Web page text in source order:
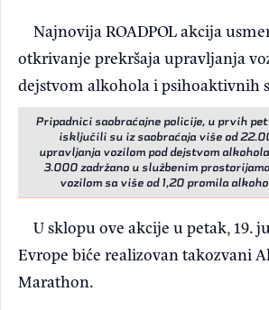
Najnovija ROADPOL akcija
otkrivanje prekršaja upravljanja
dejstvom alkohola i psihoaktivnih
Pripadnici saobraćajne policije, u prvih pet
isključili su iz saobraćaja više od
upravljanja vozilom pod dejstvom
3.000 zadržano u službenim
vozilom sa više od 1,20 promila
U sklopu ove akcije u petak, 19.
Evrope biće realizovan takozvani
Marathon.